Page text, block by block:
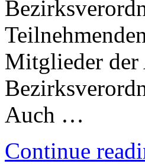
Mitglieder der
Auch …
Continue